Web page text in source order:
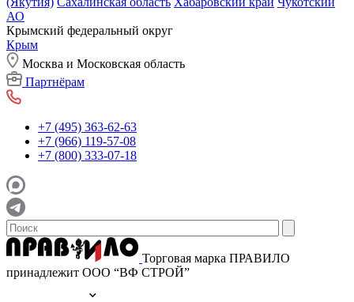
АО
Крымский федеральный округ
Крым
Москва и Московская область
Партнёрам
+7 (495) 363-62-63
+7 (966) 119-57-08
+7 (800) 333-07-18
Торговая марка ПРАВИЛО
принадлежит ООО “ВФ СТРОЙ”